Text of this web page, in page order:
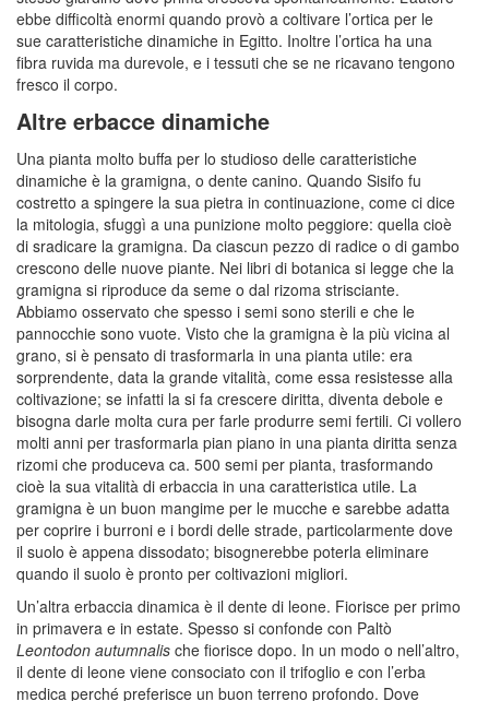
ebbe difficoltà enormi quando provò a coltivare l’ortica per le
sue caratteristiche dinamiche in Egitto. Inoltre l’ortica ha una
fibra ruvida ma durevole, e i tessuti che se ne ricavano tengono
fresco il corpo.
Altre erbacce dinamiche
Una pianta molto buffa per lo studioso delle caratteristiche
dinamiche è la gramigna, o dente canino. Quando Sisifo fu
costretto a spingere la sua pietra in continuazione, come ci dice
la mitologia, sfuggì a una punizione molto peggiore: quella cioè
di sradicare la gramigna. Da ciascun pezzo di radice o di gambo
crescono delle nuove piante. Nei libri di botanica si legge che la
gramigna si riproduce da seme o dal rizoma strisciante.
Abbiamo osservato che spesso i semi sono sterili e che le
pannocchie sono vuote. Visto che la gramigna è la più vicina al
grano, si è pensato di trasformarla in una pianta utile: era
sorprendente, data la grande vitalità, come essa resistesse alla
coltivazione; se infatti la si fa crescere diritta, diventa debole e
bisogna darle molta cura per farle produrre semi fertili. Ci vollero
molti anni per trasformarla pian piano in una pianta diritta senza
rizomi che produceva ca. 500 semi per pianta, trasformando
cioè la sua vitalità di erbaccia in una caratteristica utile. La
gramigna è un buon mangime per le mucche e sarebbe adatta
per coprire i burroni e i bordi delle strade, particolarmente dove
il suolo è appena dissodato; bisognerebbe poterla eliminare
quando il suolo è pronto per coltivazioni migliori.
Un’altra erbaccia dinamica è il dente di leone. Fiorisce per primo
in primavera e in estate. Spesso si confonde con Paltò
Leontodon autumnalis che fiorisce dopo. In un modo o nell’altro,
il dente di leone viene consociato con il trifoglio e con l’erba
medica perché preferisce un buon terreno profondo. Dove